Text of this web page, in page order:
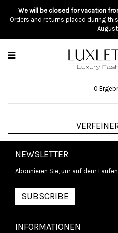
We will be closed for vacation
Orders and returns placed during
0
NEWSLETTER
Abonnieren Sie, um auf dem
SUBSCRIBE
INFORMATIONEN